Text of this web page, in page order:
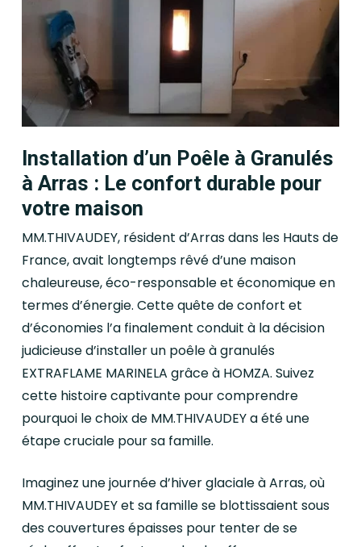
Installation d’un Poêle à Granulés
à Arras : Le confort durable pour
votre maison
MM.THIVAUDEY, résident d’Arras dans les Hauts de
France, avait longtemps rêvé d’une maison
chaleureuse, éco-responsable et économique en
termes d’énergie. Cette quête de confort et
d’économies l’a finalement conduit à la décision
judicieuse d’installer un poêle à granulés
EXTRAFLAME MARINELA grâce à HOMZA. Suivez
cette histoire captivante pour comprendre
pourquoi le choix de MM.THIVAUDEY a été une
étape cruciale pour sa famille.
Imaginez une journée d’hiver glaciale à Arras, où
MM.THIVAUDEY et sa famille se blottissaient sous
des couvertures épaisses pour tenter de se